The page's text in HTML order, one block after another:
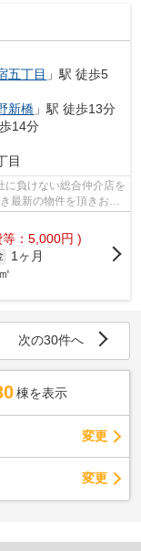
五丁目 」駅 徒歩5
新橋 」駅 徒歩13分
14分
目
に負けない総合仲介店を
最新の物件を頂きお客
：5,000円 )
1ヶ月
次の30件へ
棟を表示
変更
変更